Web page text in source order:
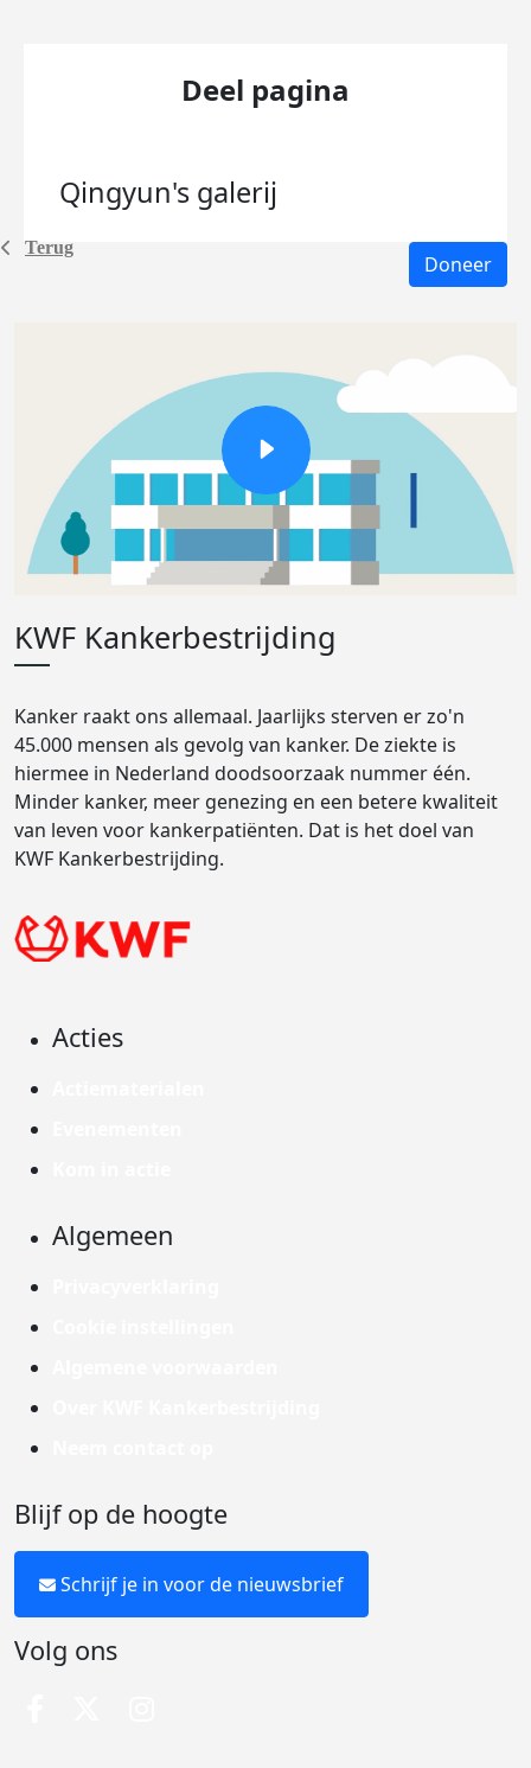
Terug
Deel pagina
Qingyun's galerij
Doneer
KWF Kankerbestrijding
Kanker raakt ons allemaal. Jaarlijks sterven er zo'n
45.000 mensen als gevolg van kanker. De ziekte is
hiermee in Nederland doodsoorzaak nummer één.
Minder kanker, meer genezing en een betere kwaliteit
van leven voor kankerpatiënten. Dat is het doel van
KWF Kankerbestrijding.
Acties
Algemeen
Blijf op de hoogte
Schrijf je in voor de nieuwsbrief
Volg ons